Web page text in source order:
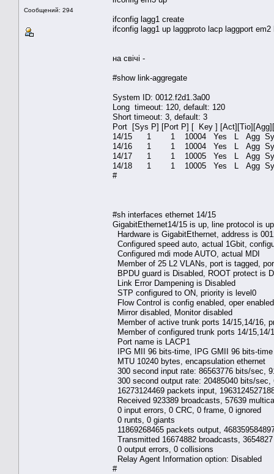
Сообщений: 294
ifconfig lagg1 create
ifconfig lagg1 up laggproto lacp laggport em2
на свічі -
#show link-aggregate
System ID: 0012.f2d1.3a00
Long timeout: 120, default: 120
Short timeout: 3, default: 3
Port [Sys P] [Port P] [ Key ]
14/15 1 1 10004 Yes L Agg Syn
14/16 1 1 10004 Yes L Agg Syn
14/17 1 1 10005 Yes L Agg Syn
14/18 1 1 10005 Yes L Agg Syn
#
#sh interfaces ethernet 14/15
GigabitEthernet14/15 is up, line protocol is up
Hardware is GigabitEthernet, address is
Configured speed auto, actual 1Gbit,
Configured mdi mode AUTO, actual MDI
Member of 25 L2 VLANs, port is tagged,
BPDU guard is Disabled, ROOT protect is
Link Error Dampening is Disabled
STP configured to ON, priority is level0
Flow Control is config enabled, oper
Mirror disabled, Monitor disabled
Member of active trunk ports 14/15,14/16,
Member of configured trunk ports 14/15,14/
Port name is LACP1
IPG MII 96 bits-time, IPG GMII 96 bits-time
MTU 10240 bytes, encapsulation ethernet
300 second input rate: 86563776 bits/sec,
300 second output rate: 20485040 bits/
16273124469 packets input,
Received 923389 broadcasts, 57639
0 input errors, 0 CRC, 0 frame, 0 ignored
0 runts, 0 giants
11869268465 packets output,
Transmitted 16674882 broadcasts,
0 output errors, 0 collisions
Relay Agent Information option: Disabled
#